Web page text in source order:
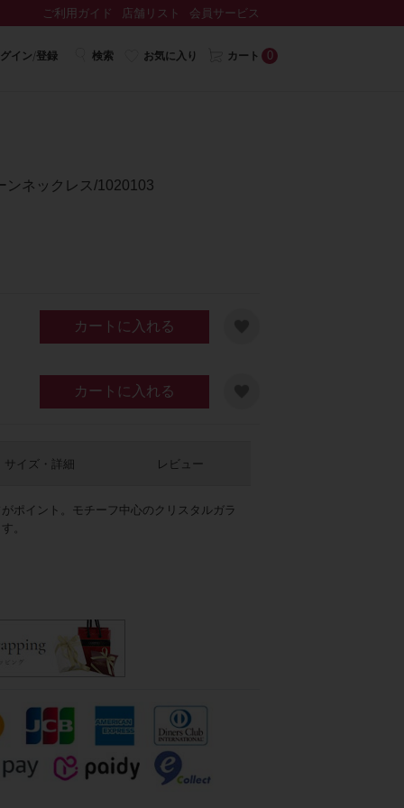
ご利用ガイド 店舗リスト 会員サービス
イン/登録 検索 お気に入り カート 0
ネックレス/1020103
カートに入れる
カートに入れる
ポイント。モチーフ中心のクリスタルガラ
。
サイズ・詳細 レビュー